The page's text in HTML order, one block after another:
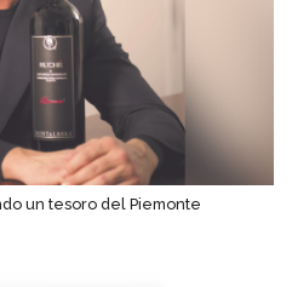
un tesoro del Piemonte